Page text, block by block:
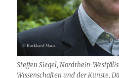
Steffen Siegel, Nordrhein-
Wissenschaften und der Künste,